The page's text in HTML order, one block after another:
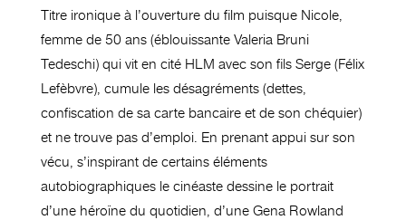
Titre ironique à l’ouverture du film puisque Nicole,
femme de 50 ans (éblouissante Valeria Bruni
Tedeschi) qui vit en cité HLM avec son fils Serge (Félix
Lefèbvre), cumule les désagréments (dettes,
confiscation de sa carte bancaire et de son chéquier)
et ne trouve pas d’emploi. En prenant appui sur son
vécu, s’inspirant de certains éléments
autobiographiques le cinéaste dessine le portrait
d’une héroïne du quotidien, d’une Gena Rowland